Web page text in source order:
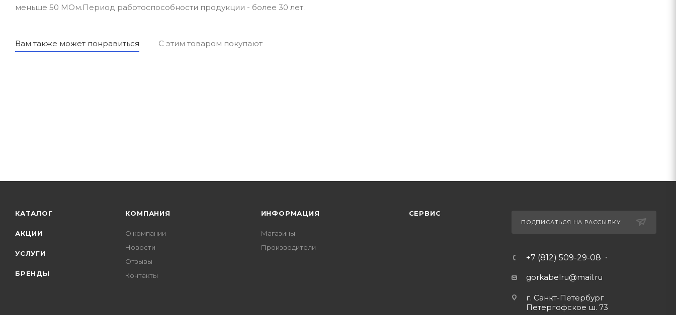
меньше 50 МОм.Период работоспособности продукции - более 30 лет.
Вам также может понравиться С этим товаром покупают
КАТАЛОГ
АКЦИИ
УСЛУГИ
БРЕНДЫ
КОМПАНИЯ
О компании
Новости
Отзывы
Контакты
ИНФОРМАЦИЯ
Магазины
Производители
СЕРВИС
ПОДПИСАТЬСЯ НА РАССЫЛКУ
+7 (812) 509-29-08
gorkabelru@mail.ru
г. Санкт-Петербург
Петергофское ш. 73